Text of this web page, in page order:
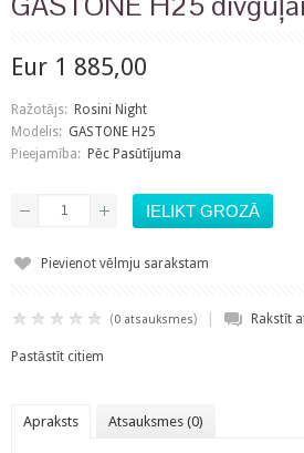
Eur 1 885,00
Ražotājs:
Rosini Night
Modelis: GASTONE H25
Pieejamība: Pēc Pasūtījuma
Pievienot vēlmju sarakstam
(0 atsauksmes) Rakstīt
Pastāstīt citiem
Apraksts Atsauksmes (0)